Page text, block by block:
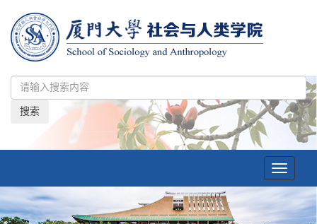
搜索
Toggle